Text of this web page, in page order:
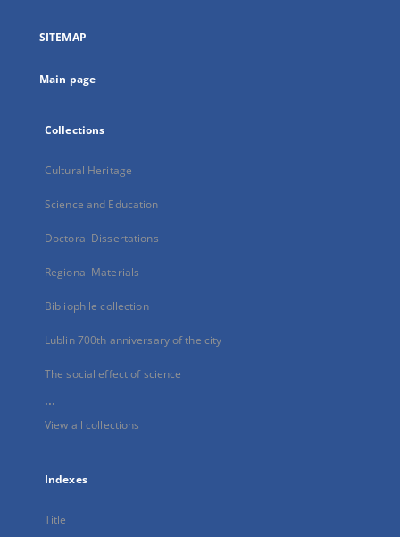
new
SITEMAP
Main page
Collections
Cultural Heritage
Science and Education
Doctoral Dissertations
Regional Materials
Bibliophile collection
Lublin 700th anniversary of the city
The social effect of science
...
View all collections
Indexes
Title